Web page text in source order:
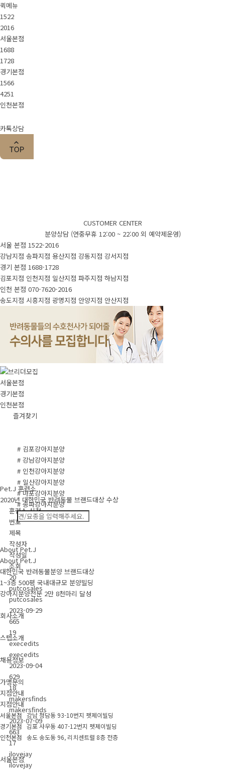
퀵메뉴
1522
2016
서울본점
1688
1728
경기본점
1566
4251
인천본점
카톡상담
CUSTOMER CENTER
분양상담 (연중무휴 12:00 ~ 22:00 외 예약제운영)
서울 본점 1522-2016
강남지점 송파지점 용산지점 강동지점 강서지점
경기 본점 1688-1728
김포지점 인천지점 일산지점 파주지점 하남지점
인천 본점 070-7620-2016
송도지점 시흥지점 광명지점 안양지점 안산지점
서울본점
경기본점
인천본점
즐겨찾기
# 김포강아지분양
# 강남강아지분양
# 인천강아지분양
# 일산강아지분양
# 마포강아지분양
# 송파강아지분양
About Pet.J
About Pet.J
대한민국 반려동물분양 브랜드대상
1~3층 500평 국내대규모 분양빌딩
강아지분양전문 2만 8천마리 달성
회사소개
스텝소개
채용정보
가맹문의
지점안내
지점안내
서울본점 강남 청담동 93-10번지 펫제이빌딩
경기본점 김포 사우동 407-12번지 펫제이빌딩
인천본점 송도 송도동 96, 리치센트럴 8층 전층
서울본점
Pet.J 훈련소
2020년 대한민국 반려동물 브랜드대상 수상
훈련소 신청
번호
제목
작성자
작성일
조회
20
putcosales
putcosales
2023-09-29
665
19
execedits
execedits
2023-09-04
629
18
makersfinds
makersfinds
2023-07-09
663
17
ilovejay
ilovejay